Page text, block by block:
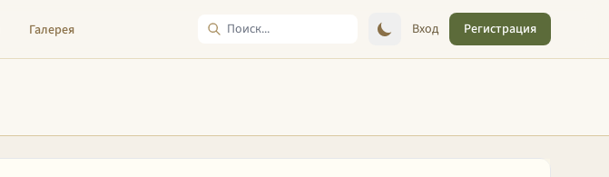
Галерея Вход Регистрация